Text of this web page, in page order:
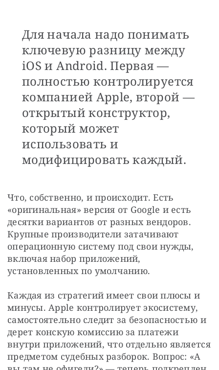
Для начала надо понимать
ключевую разницу между
iOS и Android. Первая —
полностью контролируется
компанией Apple, второй —
открытый конструктор,
который может
использовать и
модифицировать каждый.
Что, собственно, и происходит. Есть
«оригинальная» версия от Google и есть
десятки вариантов от разных вендоров.
Крупные производители затачивают
операционную систему под свои нужды,
включая набор приложений,
установленных по умолчанию.
Каждая из стратегий имеет свои плюсы и
минусы. Apple контролирует экосистему,
самостоятельно следит за безопасностью и
дерет конскую комиссию за платежи
внутри приложений, что отдельно является
предметом судебных разборок. Вопрос: «А